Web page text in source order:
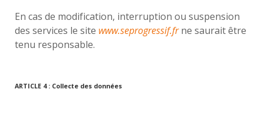
En cas de modification, interruption ou suspension
des services le site www.seprogressif.frne saurait être
tenu responsable.
ARTICLE 4 : Collecte des données